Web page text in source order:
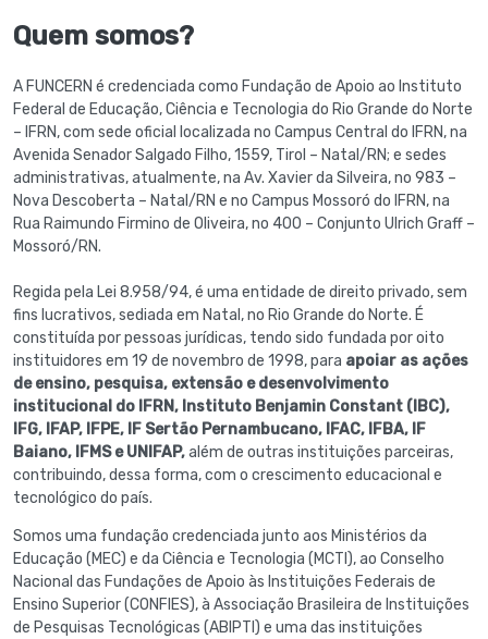
Quem somos?
A FUNCERN é credenciada como Fundação de Apoio ao Instituto
Federal de Educação, Ciência e Tecnologia do Rio Grande do Norte
– IFRN, com sede oficial localizada no Campus Central do IFRN, na
Avenida Senador Salgado Filho, 1559, Tirol – Natal/RN; e sedes
administrativas, atualmente, na Av. Xavier da Silveira, no 983 –
Nova Descoberta – Natal/RN e no Campus Mossoró do IFRN, na
Rua Raimundo Firmino de Oliveira, no 400 – Conjunto Ulrich Graff –
Mossoró/RN.
Regida pela Lei 8.958/94, é uma entidade de direito privado, sem
fins lucrativos, sediada em Natal, no Rio Grande do Norte. É
constituída por pessoas jurídicas, tendo sido fundada por oito
instituidores em 19 de novembro de 1998, para apoiar as ações
de ensino, pesquisa, extensão e desenvolvimento
institucional do IFRN, Instituto Benjamin Constant (IBC),
IFG, IFAP, IFPE, IF Sertão Pernambucano, IFAC, IFBA, IF
Baiano, IFMS e UNIFAP,além de outras instituições parceiras,
contribuindo, dessa forma, com o crescimento educacional e
tecnológico do país.
Somos uma fundação credenciada junto aos Ministérios da
Educação (MEC) e da Ciência e Tecnologia (MCTI), ao Conselho
Nacional das Fundações de Apoio às Instituições Federais de
Ensino Superior (CONFIES), à Associação Brasileira de Instituições
de Pesquisas Tecnológicas (ABIPTI) e uma das instituições